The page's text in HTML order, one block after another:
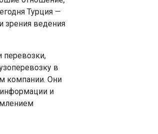
Турция —
зрения ведения
перевозки,
в
компании. Они
и